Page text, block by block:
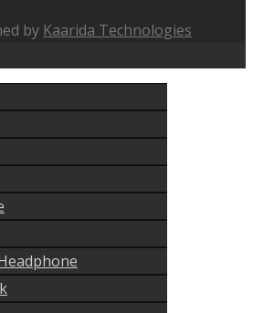
by Kaarida Technologies